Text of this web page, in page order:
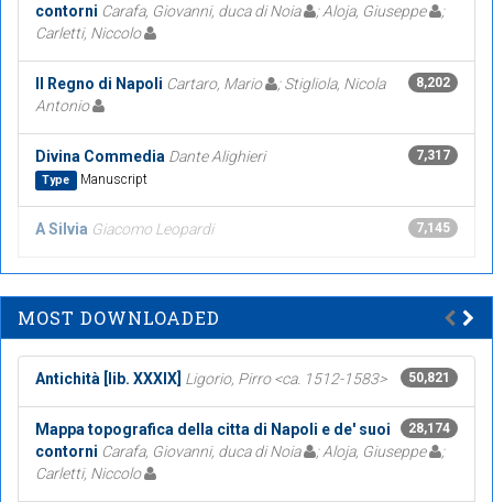
contorni Carafa, Giovanni, duca di Noia ; Aloja, Giuseppe
;
Carletti, Niccolo
8,202
Il Regno di Napoli Cartaro, Mario
; Stigliola, Nicola
Antonio
7,317
Divina Commedia Dante Alighieri
Type Manuscript
7,145
A Silvia Giacomo Leopardi
MOST DOWNLOADED
50,821
Antichità [lib. XXXIX] Ligorio, Pirro <ca. 1512-1583>
28,174
Mappa topografica della citta di Napoli e de' suoi
contorni Carafa, Giovanni, duca di Noia ; Aloja, Giuseppe
;
Carletti, Niccolo